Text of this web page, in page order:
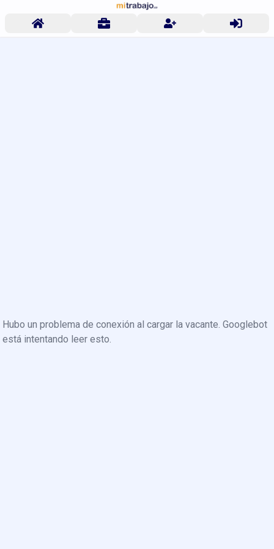
Hubo un problema de conexión al cargar la vacante. Googlebot
está intentando leer esto.